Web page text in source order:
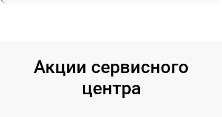
Акции сервисного
центра